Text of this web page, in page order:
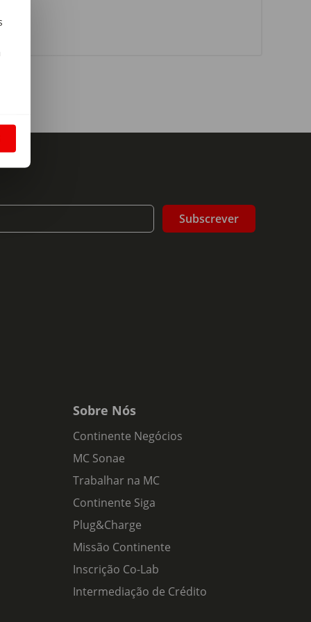
Subscrever
Sobre Nós
Continente Negócios
MC Sonae
Trabalhar na MC
Continente Siga
Plug&Charge
Missão Continente
Inscrição Co-Lab
Intermediação de Crédito